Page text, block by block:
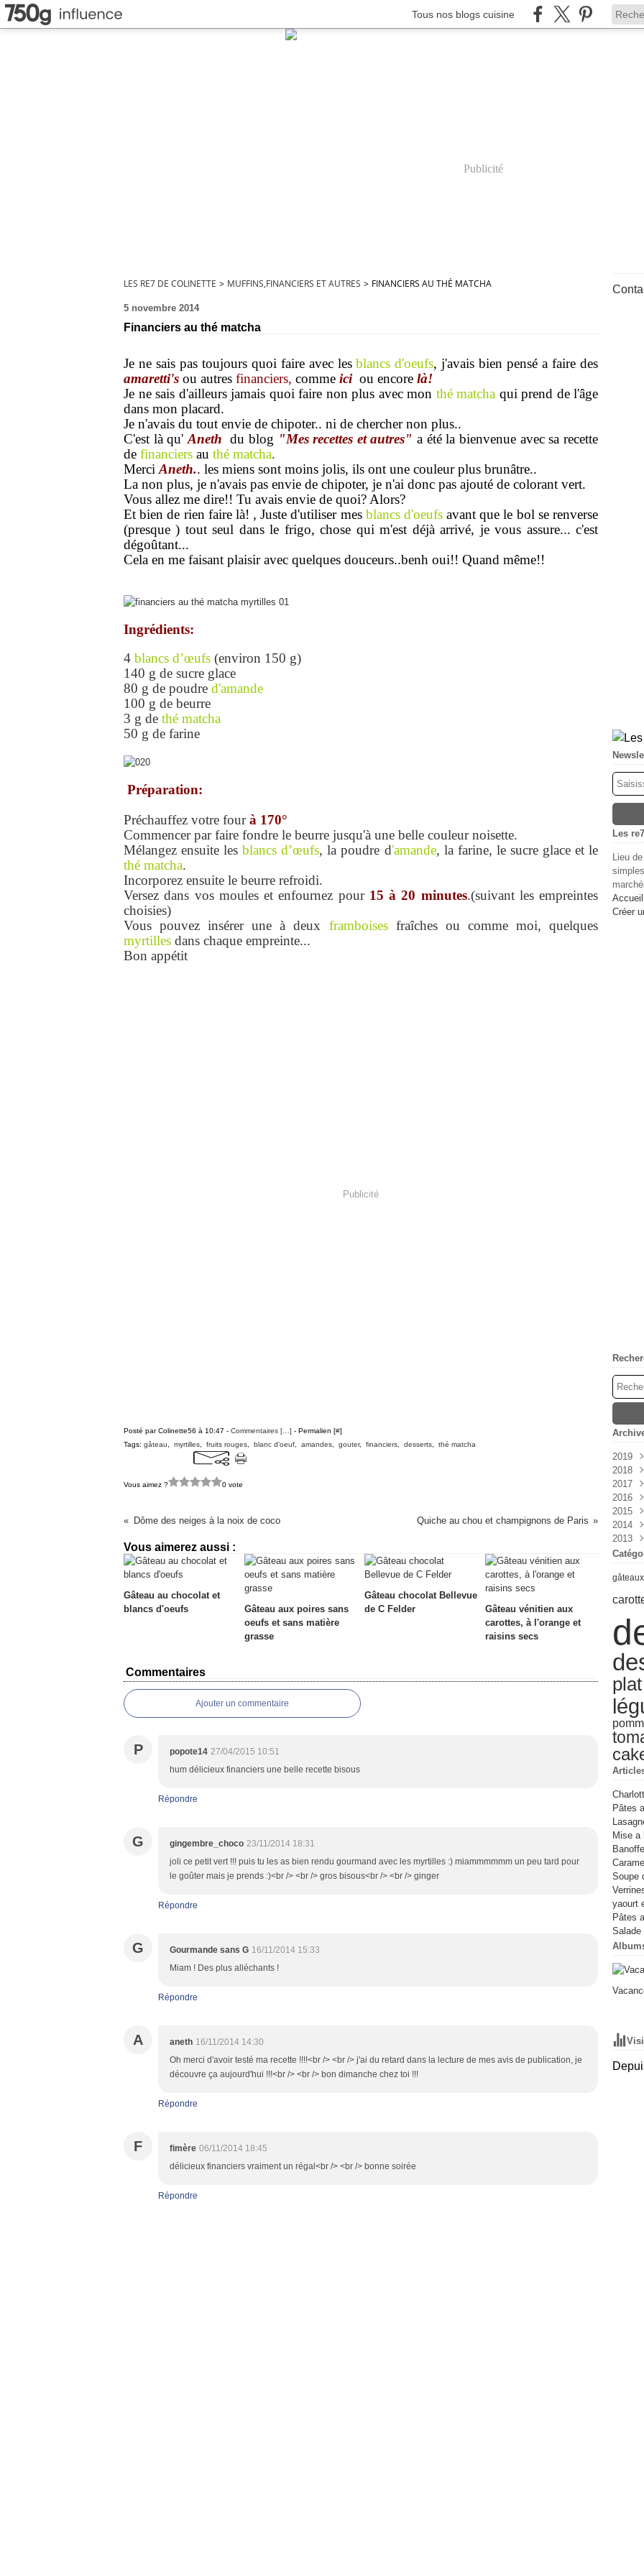
Tous nos blogs cuisine
Publicité
LES RE7 DE COLINETTE > MUFFINS,FINANCIERS ET AUTRES > FINANCIERS AU THÉ MATCHA
5 novembre 2014
Financiers au thé matcha
Je ne sais pas toujours quoi faire avec lesblancs d'oeufs, j'avais bien pensé a faire des
amaretti's ou autres financiers, comme ici ou encore là!
Je ne sais d'ailleurs jamais quoi faire non plus avec mon thé matcha qui prend de l'âge
dans mon placard.
Je n'avais du tout envie de chipoter.. ni de chercher non plus..
C'est là qu' Aneth du blog "Mes recettes et autres" a été la bienvenue avec sa recette
de financiers au thé matcha.
Merci Aneth.. les miens sont moins jolis, ils ont une couleur plus brunâtre..
La non plus, je n'avais pas envie de chipoter, je n'ai donc pas ajouté de colorant vert.
Vous allez me dire!! Tu avais envie de quoi? Alors?
Et bien de rien faire là! , Juste d'utiliser mesblancs d'oeufs avant que le bol se renverse
(presque ) tout seul dans le frigo, chose qui m'est déjà arrivé, je vous assure... c'est
dégoûtant...
Cela en me faisant plaisir avec quelques douceurs..benh oui!! Quand même!!
Ingrédients:
4 blancs d’œufs (environ 150 g)
140 g de sucre glace
80 g de poudre d'amande
100 g de beurre
3 g de thé matcha
50 g de farine
Préparation:
Préchauffez votre fourà 170°
Commencer par faire fondre le beurre jusqu'à une belle couleur noisette.
Mélangez ensuite lesblancs d’œufs, la poudre d'amande, la farine, le sucre glace et le
thé matcha.
Incorporez ensuite le beurre refroidi.
Versez dans vos moules et enfournez pour 15 à 20 minutes.(suivant les empreintes
choisies)
Vous pouvez insérer une à deux framboisesfraîches ou comme moi, quelques
myrtilles dans chaque empreinte...
Bon appétit
Publicité
Posté par Colinette56 à 10:47 - Commentaires [ ] - Permalien [#]
Tags: gâteau myrtilles fruits rouges blanc d'oeuf amandes gouter, financiers desserts thé matcha
Vous aimez ? 0 vote
Dôme des neiges à la noix de coco Quiche au chou et champignons de Paris
Vous aimerez aussi :
Gâteau au chocolat et
blancs d'oeufs
Gâteau aux poires sans
oeufs et sans matière
grasse
Gâteau chocolat Bellevue
de C Felder
Gâteau vénitien aux
carottes, à l'orange et
raisins secs
Commentaires
Ajouter un commentaire
P popote14 27/04/2015 10:51
hum délicieux financiers une belle recette bisous
Répondre
G gingembre_choco 23/11/2014 18:31
joli ce petit vert !!! puis tu les as bien rendu gourmand avec les myrtilles :) miammmmmm un peu tard pour
le goûter mais je prends :)<br /> <br /> gros bisous<br /> <br /> ginger
Répondre
G Gourmande sans G 16/11/2014 15:33
Miam ! Des plus alléchants !
Répondre
A aneth 16/11/2014 14:30
Oh merci d'avoir testé ma recette !!!!<br /> <br /> j'ai du retard dans la lecture de mes avis de publication, je
découvre ça aujourd'hui !!!<br /> <br /> bon dimanche chez toi !!!
Répondre
F fimère 06/11/2014 18:45
délicieux financiers vraiment un régal<br /> <br /> bonne soirée
Répondre
Les
Lieu
Créer
2019
Avril
Mars
2018
Août
Juin
Mai
Avril
2017
Mai
Avril
Mars
2016
Juin
Mai
Mars
2015
Juin
Mai
Avril
2014
Août
Juin
Mai
2013
Juin
gâteaux
Pâtes
Mise a
Soupe
yaourt
Pâtes
Salade